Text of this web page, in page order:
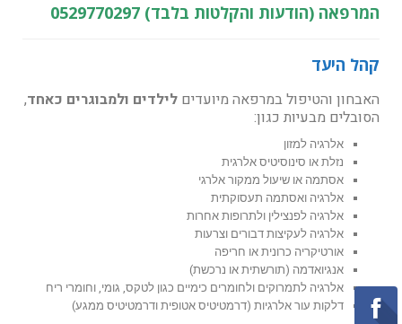
המרפאה (הודעות והקלטות בלבד) 0529770297
קהל היעד
האבחון והטיפול במרפאה מיועדים לילדים ולמבוגרים כאחד,
הסובלים מבעיות כגון:
אלרגיה למזון
נזלת או סינוסיטיס אלרגית
אסתמה או שיעול ממקור אלרגי
אלרגיה ואסתמה תעסוקתית
אלרגיה לפנצילין ולתרופות אחרות
אלרגיה לעקיצות דבורים וצרעות
אורטיקריה כרונית או חריפה
אנגיואדמה (תורשתית או נרכשת)
אלרגיה לתמרוקים ולחומרים כימיים כגון לטקס, גומי, וחומרי ריח
דלקות עור אלרגיות (דרמטיטיס אטופית ודרמטיטיס ממגע)